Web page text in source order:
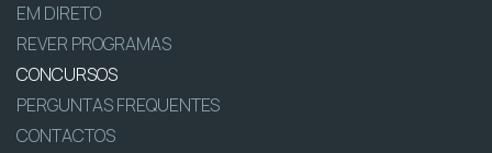
EM DIRETO
REVER PROGRAMAS
CONCURSOS
PERGUNTAS FREQUENTES
CONTACTOS